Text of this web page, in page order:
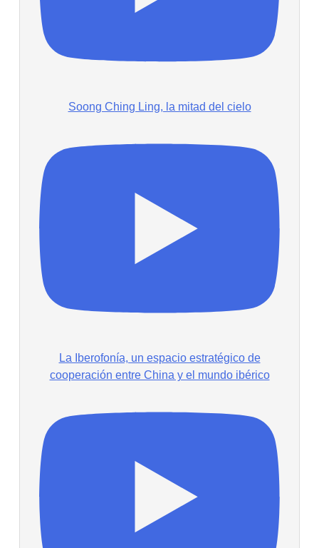
Soong Ching Ling, la mitad del cielo
La Iberofonía, un espacio estratégico de
cooperación entre China y el mundo ibérico